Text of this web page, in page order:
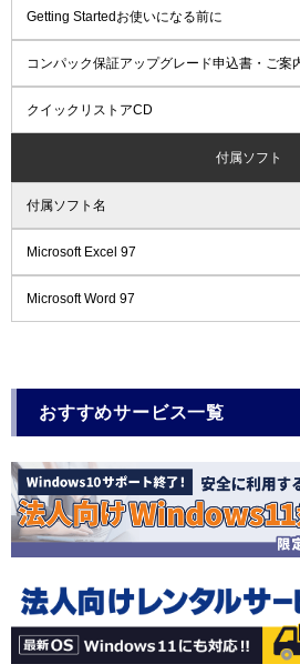
Getting Startedお使いになる前に
コンパック保証アップグレード申込書・ご案
クイックリストアCD
付属ソフト
付属ソフト名
Microsoft Excel 97
Microsoft Word 97
おすすめサービス一覧